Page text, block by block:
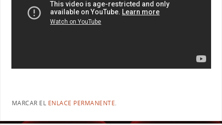
MARCAR EL ENLACE PERMANENTE.